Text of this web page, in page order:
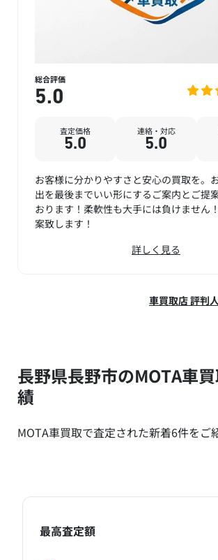
総合評価
5.0
査定価格
5.0
連絡・対応
5.0
お客様に分かりやすさと安心の買取を。
出を最後までいい形にするご案内とご提
おります！柔軟性も大手には負けません
案致します！
詳しく見る
車買取店 評判
長野県長野市のMOTA車
績
MOTA車買取で査定された新着6件をご
最高査定額